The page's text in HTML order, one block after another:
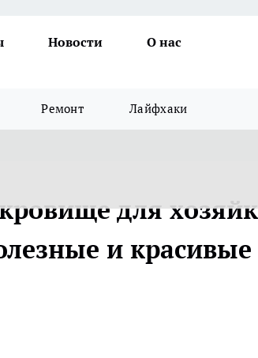
Новости
О нас
Ремонт Лайфхаки
для
и красивые